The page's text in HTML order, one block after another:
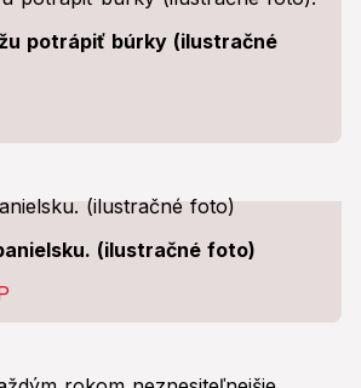
potrápiť búrky (ilustračné
(ilustračné foto)